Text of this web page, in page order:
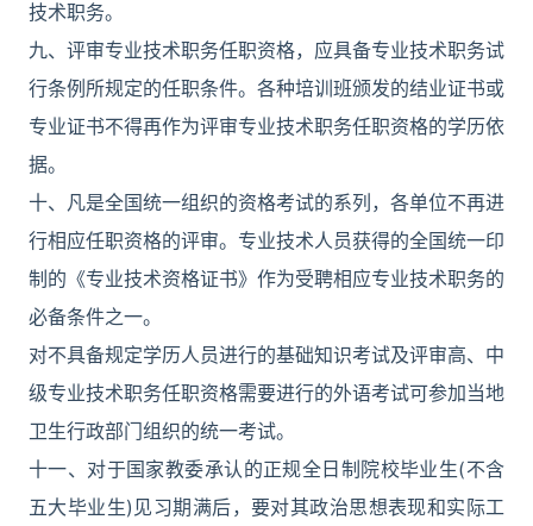
技术职务。
九、评审专业技术职务任职资格，应具备专业技术职务试
行条例所规定的任职条件。各种培训班颁发的结业证书或
专业证书不得再作为评审专业技术职务任职资格的学历依
据。
十、凡是全国统一组织的资格考试的系列，各单位不再进
行相应任职资格的评审。专业技术人员获得的全国统一印
制的《专业技术资格证书》作为受聘相应专业技术职务的
必备条件之一。
对不具备规定学历人员进行的基础知识考试及评审高、中
级专业技术职务任职资格需要进行的外语考试可参加当地
卫生行政部门组织的统一考试。
十一、对于国家教委承认的正规全日制院校毕业生(不含
五大毕业生)见习期满后，要对其政治思想表现和实际工